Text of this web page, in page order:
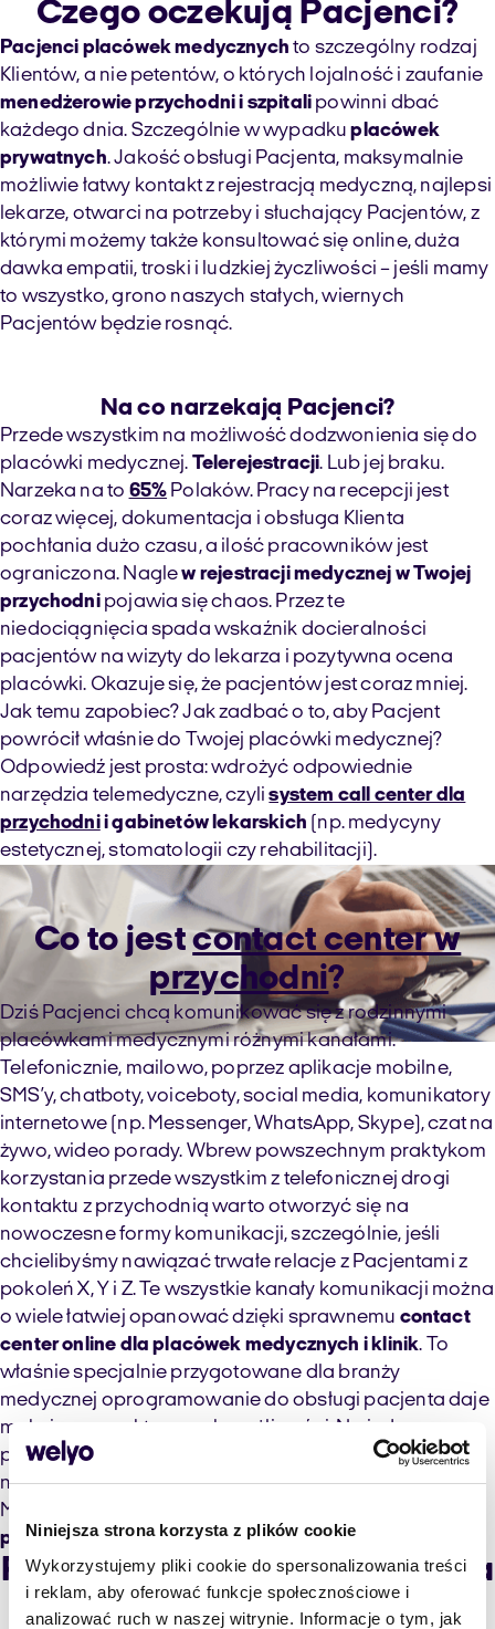
Niniejsza strona korzysta z plików cookie
Wykorzystujemy pliki cookie do spersonalizowania treści
i reklam, aby oferować funkcje społecznościowe i
analizować ruch w naszej witrynie. Informacje o tym, jak
Czego oczekują Pacjenci?
Pacjenci placówek medycznych to szczególny rodzaj
Klientów, a nie petentów, o których lojalność i zaufanie
menedżerowie przychodni i szpitali powinni dbać
każdego dnia. Szczególnie w wypadkuplacówek
prywatnych. Jakość obsługi Pacjenta, maksymalnie
możliwie łatwy kontakt z rejestracją medyczną, najlepsi
lekarze, otwarci na potrzeby i słuchający Pacjentów, z
którymi możemy także konsultować się online, duża
dawka empatii, troski i ludzkiej życzliwości – jeśli mamy
to wszystko, grono naszych stałych, wiernych
Pacjentów będzie rosnąć.
Na co narzekają Pacjenci?
Przede wszystkim na możliwość dodzwonienia się do
placówki medycznej. Telerejestracji. Lub jej braku.
Narzeka na to 65% Polaków. Pracy na recepcji jest
coraz więcej, dokumentacja i obsługa Klienta
pochłania dużo czasu, a ilość pracowników jest
ograniczona. Naglew rejestracji medycznej w Twojej
przychodni pojawia się chaos. Przez te
niedociągnięcia spada wskaźnik docieralności
pacjentów na wizyty do lekarza i pozytywna ocena
placówki. Okazuje się, że pacjentów jest coraz mniej.
Jak temu zapobiec? Jak zadbać o to, aby Pacjent
powrócił właśnie do Twojej placówki medycznej?
Odpowiedź jest prosta: wdrożyć odpowiednie
narzędzia telemedyczne, czylisystem call center dla
przychodnii gabinetów lekarskich (np. medycyny
estetycznej, stomatologii czy rehabilitacji).
Co to jestcontact center w
przychodni?
Dziś Pacjenci chcą komunikować się z rodzinnymi
placówkami medycznymi różnymi kanałami.
Telefonicznie, mailowo, poprzez aplikacje mobilne,
SMS’y, chatboty, voiceboty, social media, komunikatory
internetowe (np. Messenger, WhatsApp, Skype), czat na
żywo, wideo porady. Wbrew powszechnym praktykom
korzystania przede wszystkim z telefonicznej drogi
kontaktu z przychodnią warto otworzyć się na
nowoczesne formy komunikacji, szczególnie, jeśli
chcielibyśmy nawiązać trwałe relacje z Pacjentami z
pokoleń X, Y i Z. Te wszystkie kanały komunikacji można
o wiele łatwiej opanować dzięki sprawnemu contact
center online dla placówek medycznych i klinik. To
właśnie specjalnie przygotowane dla branży
medycznej oprogramowanie do obsługi pacjenta daje
maksimum praktycznych możliwości. Na jednym
pulpicie możesz gromadzić i reagować na wszelkie
napływające do przychodni zapytania i wiadomości.
Mniej angażująca i wymagająca, a
praca rejestracji medycznej? Bardzo proszę!
Po co Ci system call center dla
przychodni?